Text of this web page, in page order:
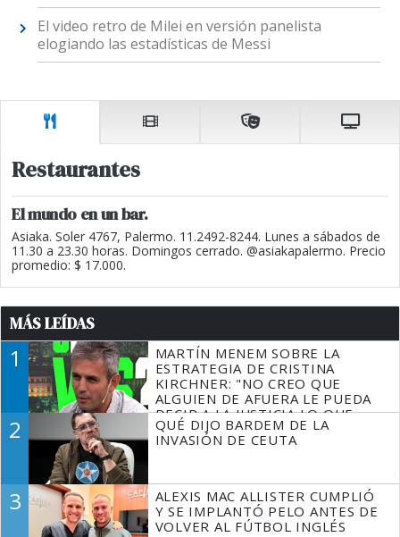
El video retro de Milei en versión panelista
elogiando las estadísticas de Messi
Restaurantes
El mundo en un bar.
Asiaka. Soler 4767, Palermo. 11.2492-8244. Lunes a sábados de
11.30 a 23.30 horas. Domingos cerrado. @asiakapalermo. Precio
promedio: $ 17.000.
MÁS LEÍDAS
1
MARTÍN MENEM SOBRE LA
ESTRATEGIA DE CRISTINA
KIRCHNER: "NO CREO QUE
ALGUIEN DE AFUERA LE PUEDA
DECIR A LA JUSTICIA LO QUE
TIENE QUE HACER"
2
QUÉ DIJO BARDEM DE LA
INVASIÓN DE CEUTA
3
ALEXIS MAC ALLISTER CUMPLIÓ
Y SE IMPLANTÓ PELO ANTES DE
VOLVER AL FÚTBOL INGLÉS